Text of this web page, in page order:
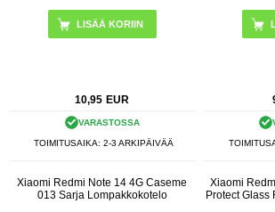
10,95 EUR
VARASTOSSA
TOIMITUSAIKA: 2-3 ARKIPÄIVÄÄ
Xiaomi Redmi Note 14 4G Caseme
013 Sarja Lompakkokotelo
Xiaomi
Protect Glass